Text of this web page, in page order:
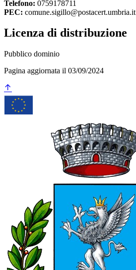
Telefono: 0759178711
PEC: comune.sigillo@postacert.umbria.it
Licenza di distribuzione
Pubblico dominio
Pagina aggiornata il 03/09/2024